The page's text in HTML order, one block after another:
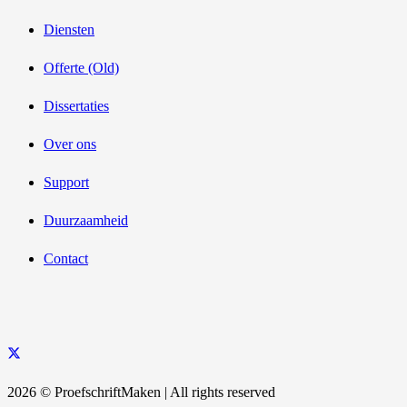
Diensten
Offerte (Old)
Dissertaties
Over ons
Support
Duurzaamheid
Contact
2026 © ProefschriftMaken | All rights reserved